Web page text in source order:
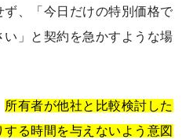
、「今日だけの特別価格で
」と契約を急かすような場
所有者が他社と比較検討した
る時間を与えないよう意図